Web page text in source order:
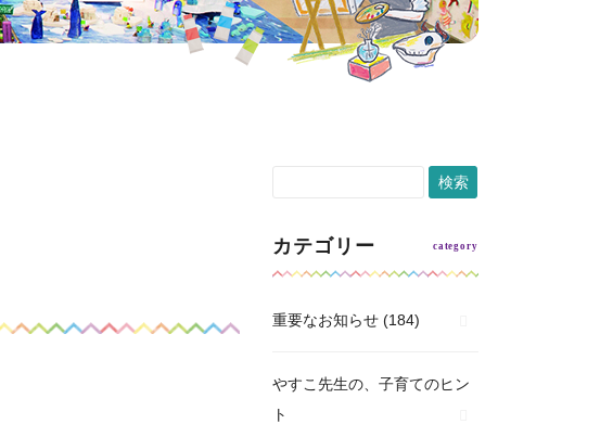
カテゴリー
重要なお知らせ (184)
やすこ先生の、子育てのヒン
ト